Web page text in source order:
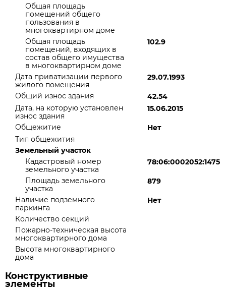
Общая площадь
помещений общего
пользования в
многоквартирном доме
Общая площадь
помещений, входящих в
состав общего имущества
в многоквартирном доме
102.9
Дата приватизации первого
жилого помещения
29.07.1993
Общий износ здания
42.54
Дата, на которую установлен
износ здания
15.06.2015
Общежитие
Нет
Тип общежития
Земельный участок
Кадастровый номер
земельного участка
78:06:0002052:1475
Площадь земельного
участка
879
Наличие подземного
паркинга
Нет
Количество секций
Пожарно-техническая высота
многоквартирного дома
Высота многоквартирного
дома
Конструктивные
элементы